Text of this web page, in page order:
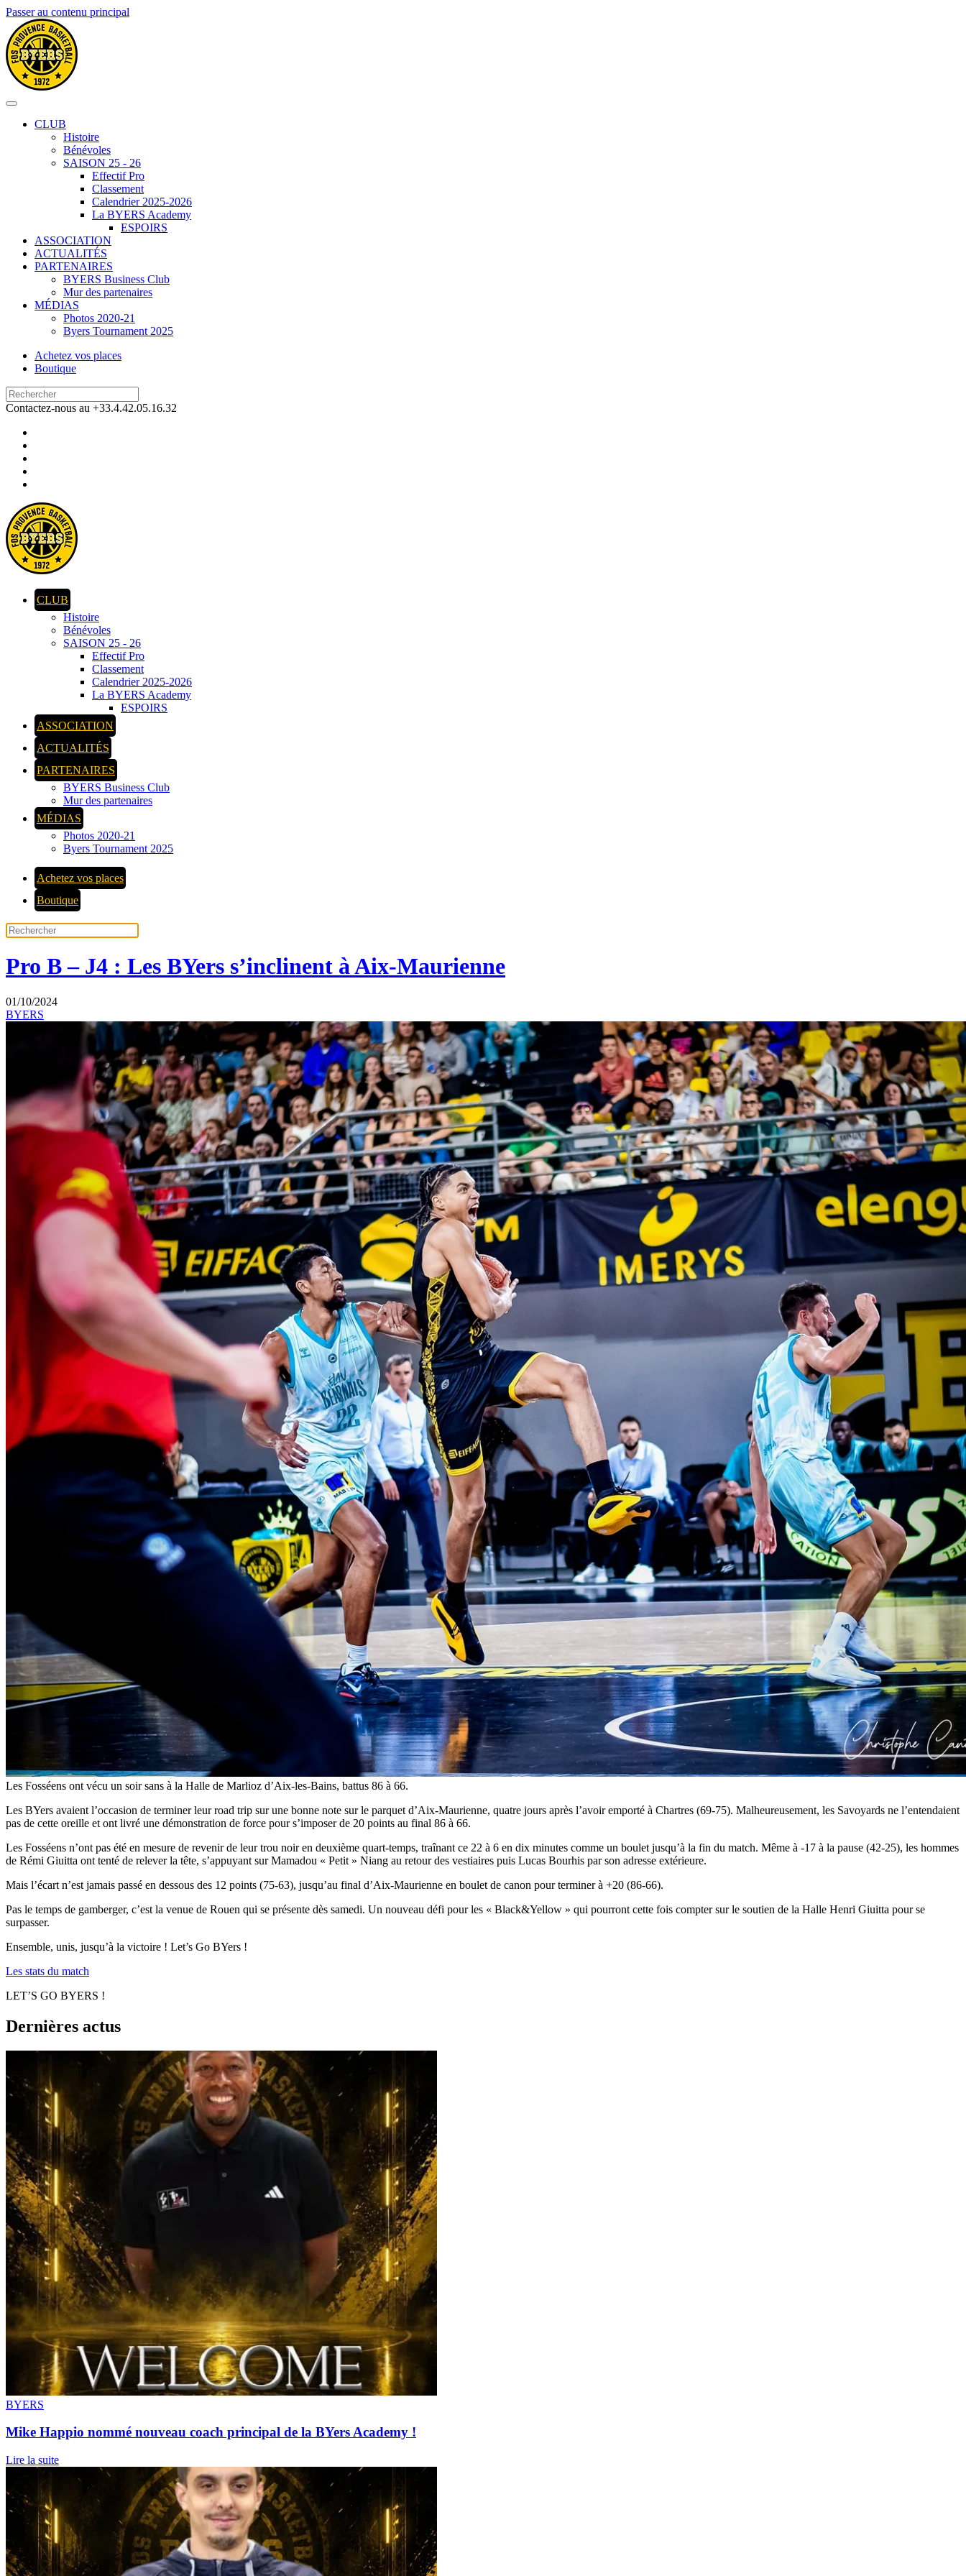
Passer au contenu principal
CLUB
Histoire
Bénévoles
SAISON 25 - 26
Effectif Pro
Classement
Calendrier 2025-2026
La BYERS Academy
ESPOIRS
ASSOCIATION
ACTUALITÉS
PARTENAIRES
BYERS Business Club
Mur des partenaires
MÉDIAS
Photos 2020-21
Byers Tournament 2025
Achetez vos places
Boutique
Contactez-nous au +33.4.42.05.16.32
CLUB
Histoire
Bénévoles
SAISON 25 - 26
Effectif Pro
Classement
Calendrier 2025-2026
La BYERS Academy
ESPOIRS
ASSOCIATION
ACTUALITÉS
PARTENAIRES
BYERS Business Club
Mur des partenaires
MÉDIAS
Photos 2020-21
Byers Tournament 2025
Achetez vos places
Boutique
Pro B – J4 : Les BYers s’inclinent à Aix-Maurienne
01/10/2024
BYERS
Les Fosséens ont vécu un soir sans à la Halle de Marlioz d’Aix-les-Bains, battus 86 à 66.
Les BYers avaient l’occasion de terminer leur road trip sur une bonne note sur le parquet d’Aix-Maurienne, quatre jours après l’avoir emporté à Chartres (69-75). Malheureusement, les Savoyards ne l’entendaient
pas de cette oreille et ont livré une démonstration de force pour s’imposer de 20 points au final 86 à 66.
Les Fosséens n’ont pas été en mesure de revenir de leur trou noir en deuxième quart-temps, traînant ce 22 à 6 en dix minutes comme un boulet jusqu’à la fin du match. Même à -17 à la pause (42-25), les hommes
de Rémi Giuitta ont tenté de relever la tête, s’appuyant sur Mamadou « Petit » Niang au retour des vestiaires puis Lucas Bourhis par son adresse extérieure.
Mais l’écart n’est jamais passé en dessous des 12 points (75-63), jusqu’au final d’Aix-Maurienne en boulet de canon pour terminer à +20 (86-66).
Pas le temps de gamberger, c’est la venue de Rouen qui se présente dès samedi. Un nouveau défi pour les « Black&Yellow » qui pourront cette fois compter sur le soutien de la Halle Henri Giuitta pour se
surpasser.
Ensemble, unis, jusqu’à la victoire ! Let’s Go BYers !
Les stats du match
LET’S GO BYERS !
Dernières actus
BYERS
Mike Happio nommé nouveau coach principal de la BYers Academy !
Lire la suite